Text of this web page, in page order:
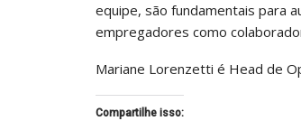
equipe, são fundamentais para
empregadores como
Mariane Lorenzetti é Head de
Compartilhe isso: